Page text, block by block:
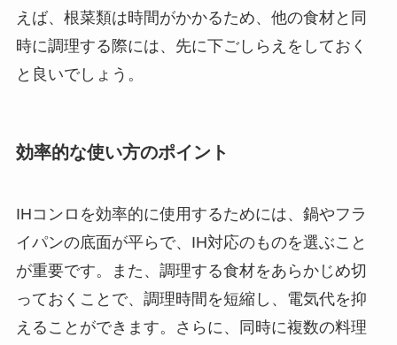
えば、根菜類は時間がかかるため、他の食材と同
時に調理する際には、先に下ごしらえをしておく
と良いでしょう。
効率的な使い方のポイント
IHコンロを効率的に使用するためには、鍋やフラ
イパンの底面が平らで、IH対応のものを選ぶこと
が重要です。また、調理する食材をあらかじめ切
っておくことで、調理時間を短縮し、電気代を抑
えることができます。さらに、同時に複数の料理